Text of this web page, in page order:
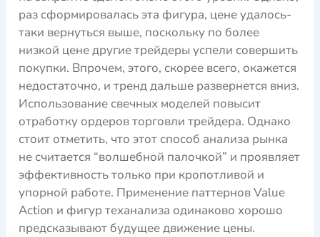
раз сформировалась эта фигура, цене удалось-
таки вернуться выше, поскольку по более
низкой цене другие трейдеры успели совершить
покупки. Впрочем, этого, скорее всего, окажется
недостаточно, и тренд дальше развернется вниз.
Использование свечных моделей повысит
отработку ордеров торговли трейдера. Однако
стоит отметить, что этот способ анализа рынка
не считается “волшебной палочкой” и проявляет
эффективность только при кропотливой и
упорной работе. Применение паттернов Value
Action и фигур теханализа одинаково хорошо
предсказывают будущее движение цены.